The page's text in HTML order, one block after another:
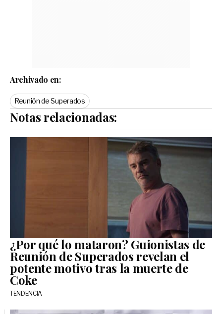
Archivado en:
Reunión de Superados
Notas relacionadas:
¿Por qué lo mataron? Guionistas de
Reunión de Superados revelan el
potente motivo tras la muerte de
Coke
TENDENCIA